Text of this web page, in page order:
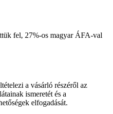
fel, 27%-os magyar ÁFA-val
a vásárló részéről az
ismeretét és a
elfogadását.